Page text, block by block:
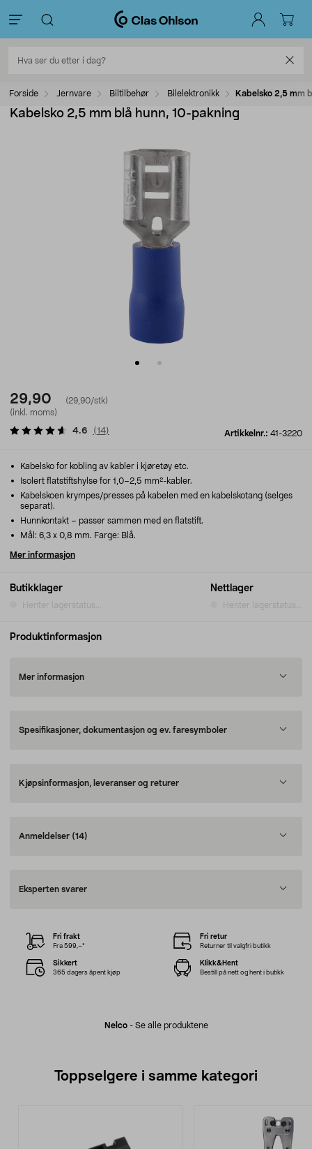
Forside Jernvare Biltilbehør Bilelektronikk Kabelsko 2,5 mm
Kabelsko 2,5 mm blå hunn, 10-pakning
29,90
(29,90/stk)
(inkl. moms)
Artikkelnr.: 41-3220
4.6 (14)
Butikklager
Henter lagerstatus...
Nettlager
Henter lagerstatus...
Kabelsko for kobling av kabler i kjøretøy etc.
Isolert flatstiftshylse for 1,0–2,5 mm²-kabler.
Kabelskoen krympes/presses på kabelen med en kabelskotang (selges
separat).
Hunnkontakt – passer sammen med en flatstift.
Mål: 6,3 x 0,8 mm. Farge: Blå.
Mer informasjon
Produktinformasjon
Mer informasjon
Spesifikasjoner, dokumentasjon og ev. faresymboler
Kjøpsinformasjon, leveranser og returer
Anmeldelser (14)
Eksperten svarer
Nelco- Se alle produktene
Fri frakt
Fra 599,–*
Fri retur
Returner til valgfri butikk
Sikkert
365 dagers åpent kjøp
Klikk&Hent
Bestill på nett og hent i butikk
Toppselgere i samme kategori